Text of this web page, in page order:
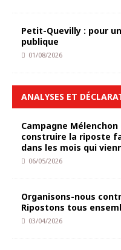
Petit-Quevilly : pour
publique
01/08/2026
ANALYSES ET
Campagne Mélenchon
construire la riposte
dans les mois qui
06/05/2026
Organisons-nous
Ripostons tous
03/04/2026